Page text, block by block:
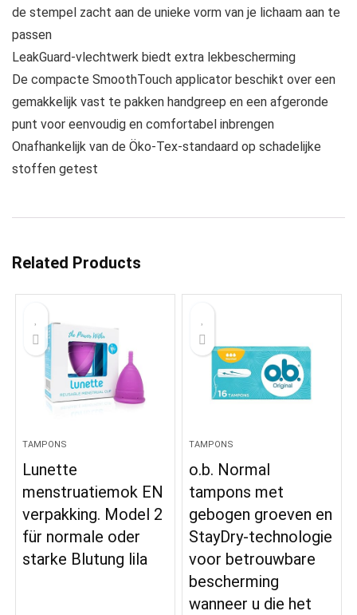
de stempel zacht aan de unieke vorm van je lichaam aan te
passen
LeakGuard-vlechtwerk biedt extra lekbescherming
De compacte SmoothTouch applicator beschikt over een
gemakkelijk vast te pakken handgreep en een afgeronde
punt voor eenvoudig en comfortabel inbrengen
Onafhankelijk van de Öko-Tex-standaard op schadelijke
stoffen getest
Related Products
TAMPONS
Lunette
menstruatiemok EN
verpakking. Model 2
für normale oder
starke Blutung lila
TAMPONS
o.b. Normal
tampons met
gebogen groeven en
StayDry-technologie
voor betrouwbare
bescherming
wanneer u die het